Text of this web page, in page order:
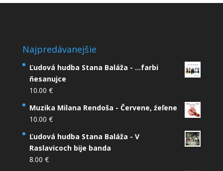
Najpredávanejšie
Ľudová hudba Stana Baláža - ...farbi
ňesanujce
10.00 €
Muzika Milana Rendoša - Červene, źeľene
10.00 €
Ľudová hudba Stana Baláža - V
Raslavicoch bije banda
8.00 €